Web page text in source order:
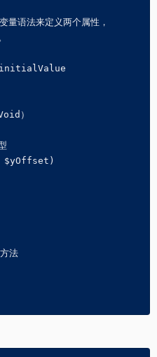
语法来定义两个属性，
）
$yOffset)
法